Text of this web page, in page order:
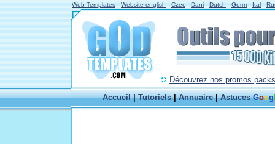
Web Templates - Website english - Czec - Dani - Dutch - Germ - Ital -
Découvrez nos promos
Accueil|Tutoriels|Annuaire|Astuces Goog